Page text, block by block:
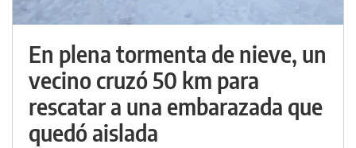
En plena tormenta de nieve, un
vecino cruzó 50 km para
rescatar a una embarazada que
quedó aislada